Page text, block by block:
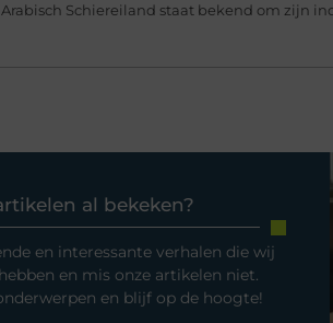
Arabisch Schiereiland staat bekend om zijn
al bekeken?
en interessante verhalen die wij
en mis onze artikelen niet.
en blijf op de hoogte!